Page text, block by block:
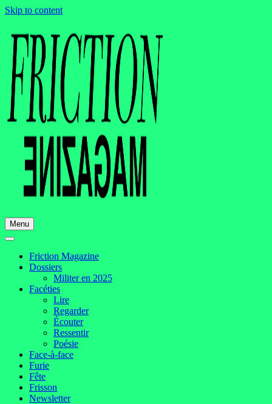
Skip to content
Menu
Friction Magazine
Dossiers
Militer en 2025
Facéties
Lire
Regarder
Écouter
Ressentir
Poésie
Face-à-face
Furie
Fête
Frisson
Newsletter